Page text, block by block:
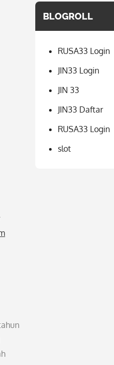
BLOGROLL
RUSA33 Login
JIN33 Login
JIN 33
JIN33 Daftar
RUSA33 Login
slot